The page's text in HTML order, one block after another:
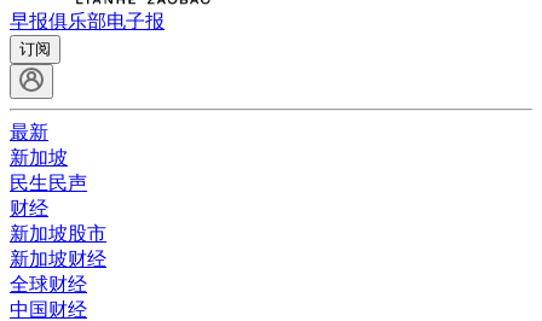
早报俱乐部电子报
订阅
最新
新加坡
民生民声
财经
新加坡股市
新加坡财经
全球财经
中国财经